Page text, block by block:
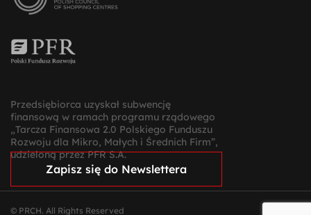
Przedsiębiorca uzyskał subwencję
finansową w ramach programu rządowego
„Tarcza Finansowa 2.0 Polskiego Funduszu
Rozwoju dla Mikro, Małych i Średnich Firm”,
udzieloną przez PFR S.A.
Zapisz się do Newslettera
© PRCH. All Rights Reserved